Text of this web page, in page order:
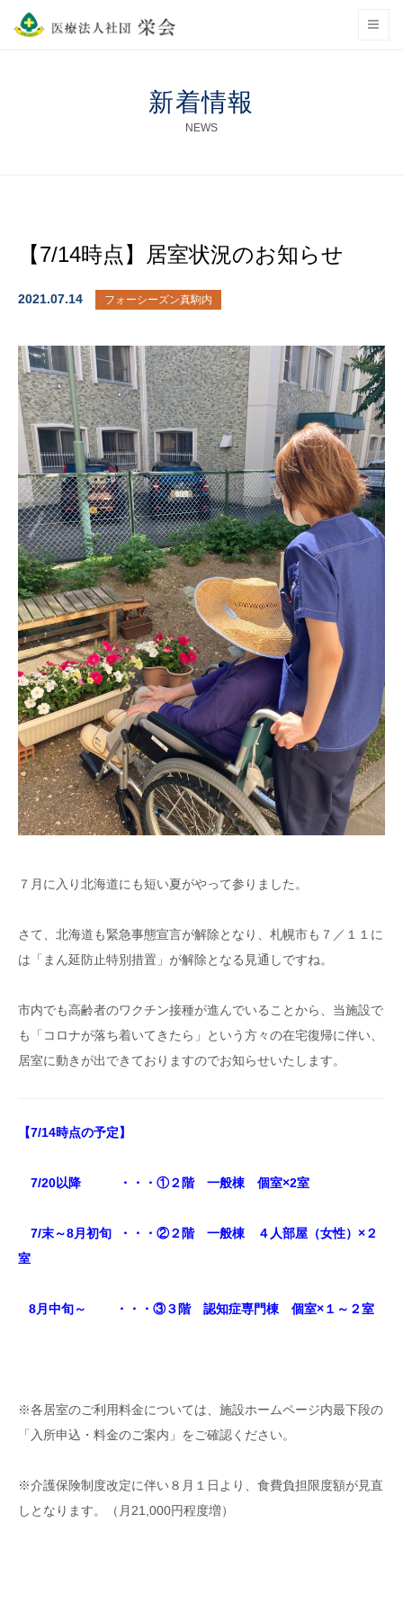
新着情報
NEWS
【7/14時点】居室状況のお知らせ
2021.07.14 フォーシーズン真駒内
７月に入り北海道にも短い夏がやって参りました。
さて、北海道も緊急事態宣言が解除となり、札幌市も７／１１に
は「まん延防止特別措置」が解除となる見通しですね。
市内でも高齢者のワクチン接種が進んでいることから、当施設で
も「コロナが落ち着いてきたら」という方々の在宅復帰に伴い、
居室に動きが出できておりますのでお知らせいたします。
【7/14時点の予定】
7/20以降 ・・・①２階 一般棟 個室×2室
7/末～8月初旬 ・・・②２階 一般棟 ４人部屋（女性）×２
室
8月中旬～ ・・・③３階 認知症専門棟 個室×１～２室
※各居室のご利用料金については、施設ホームページ内最下段の
「入所申込・料金のご案内」をご確認ください。
※介護保険制度改定に伴い８月１日より、食費負担限度額が見直
しとなります。（月21,000円程度増）